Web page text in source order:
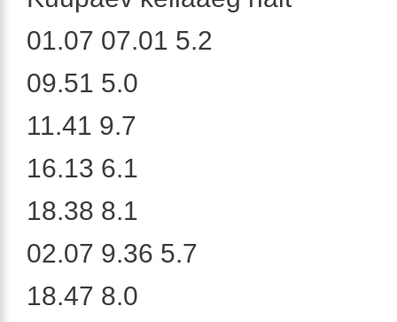
01.07 07.01 5.2
09.51 5.0
11.41 9.7
16.13 6.1
18.38 8.1
02.07 9.36 5.7
18.47 8.0